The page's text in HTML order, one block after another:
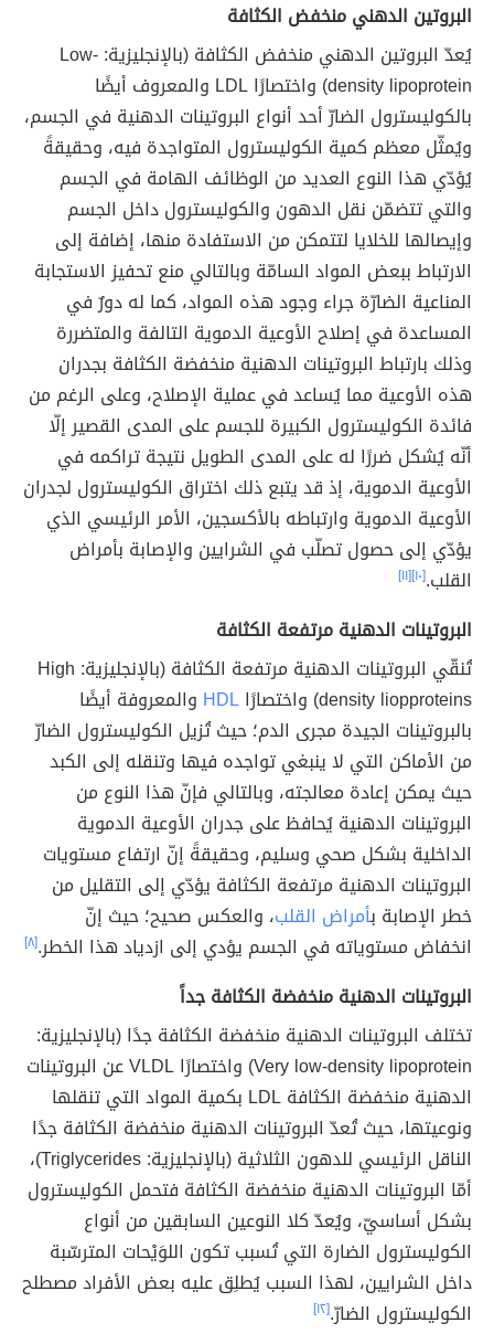
البروتين الدهني منخفض الكثافة
يُعدّ البروتين الدهني منخفض الكثافة (بالإنجليزية: Low-
density lipoprotein) واختصارًا LDL والمعروف أيضًا
بالكوليسترول الضارّ أحد أنواع البروتينات الدهنية في الجسم،
ويُمثّل معظم كمية الكوليسترول المتواجدة فيه، وحقيقةً
يُؤدّي هذا النوع العديد من الوظائف الهامة في الجسم
والتي تتضمّن نقل الدهون والكوليسترول داخل الجسم
وإيصالها للخلايا لتتمكن من الاستفادة منها، إضافة إلى
الارتباط ببعض المواد السامّة وبالتالي منع تحفيز الاستجابة
المناعية الضارّة جراء وجود هذه المواد، كما له دورٌ في
المساعدة في إصلاح الأوعية الدموية التالفة والمتضررة
وذلك بارتباط البروتينات الدهنية منخفضة الكثافة بجدران
هذه الأوعية مما يُساعد في عملية الإصلاح، وعلى الرغم من
فائدة الكوليسترول الكبيرة للجسم على المدى القصير إلّا
أنّه يُشكل ضررًا له على المدى الطويل نتيجة تراكمه في
الأوعية الدموية، إذ قد يتبع ذلك اختراق الكوليسترول لجدران
الأوعية الدموية وارتباطه بالأكسجين، الأمر الرئيسي الذي
يؤدّي إلى حصول تصلّب في الشرايين والإصابة بأمراض
القلب.[١٠] [١١]
البروتينات الدهنية مرتفعة الكثافة
تُنقّي البروتينات الدهنية مرتفعة الكثافة (بالإنجليزية: High
density liopproteins) واختصارًا
HDL والمعروفة أيضًا
بالبروتينات الجيدة مجرى الدم؛ حيث تُزيل الكوليسترول الضارّ
من الأماكن التي لا ينبغي تواجده فيها وتنقله إلى الكبد
حيث يمكن إعادة معالجته، وبالتالي فإنّ هذا النوع من
البروتينات الدهنية يُحافظ على جدران الأوعية الدموية
الداخلية بشكل صحي وسليم، وحقيقةً إنّ ارتفاع مستويات
البروتينات الدهنية مرتفعة الكثافة يؤدّي إلى التقليل من
خطر الإصابة بأمراض القلب، والعكس صحيح؛ حيث إنّ
انخفاض مستوياته في الجسم يؤدي إلى ازدياد هذا الخطر.[٨]
البروتينات الدهنية منخفضة الكثافة جداً
تختلف البروتينات الدهنية منخفضة الكثافة جدًا (بالإنجليزية:
Very low-density lipoprotein) واختصارًا VLDL عن البروتينات
الدهنية منخفضة الكثافة LDL بكمية المواد التي تنقلها
ونوعيتها، حيث تُعدّ البروتينات الدهنية منخفضة الكثافة جدًا
الناقل الرئيسي للدهون الثلاثية (بالإنجليزية: Triglycerides)،
أمّا البروتينات الدهنية منخفضة الكثافة فتحمل الكوليسترول
بشكل أساسيّ، ويُعدّ كلا النوعين السابقين من أنواع
الكوليسترول الضارة التي تُسبب تكون اللوَيْحات المترسّبة
داخل الشرايين، لهذا السبب يُطلِق عليه بعض الأفراد مصطلح
الكوليسترول الضارّ.[١٢]